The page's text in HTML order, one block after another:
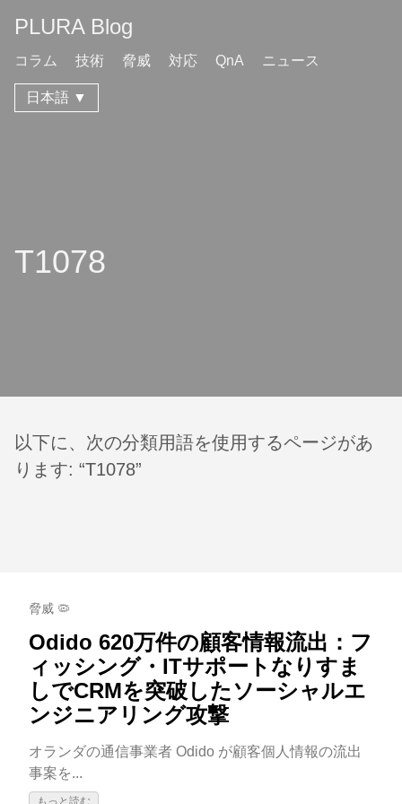
PLURA Blog
コラム 技術 脅威 対応 QnA ニュース
日本語 ▼
T1078
以下に、次の分類用語を使用するページがあ
ります: “T1078”
脅威 🦠
Odido 620万件の顧客情報流出：フ
ィッシング・ITサポートなりすま
しでCRMを突破したソーシャルエ
ンジニアリング攻撃
オランダの通信事業者 Odido が顧客個人情報の流出
事案を...
もっと読む